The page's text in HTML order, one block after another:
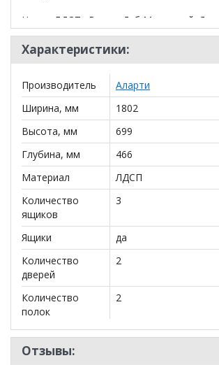
Цвета ЛДСП: Венге, Дуб Молочный,
Светлый, Ясень Шимо Темный, Дуб
Светлый, Белый.
*Дополнительную информацию о том, как
Комод K-70x180x45-1-TRуточняйте у
менеджера по телефону
**Цены на официальном сайте
действительны только для интернет-
могут отличаться от цен в розничных
салонах сети!
Характеристики:
Производитель
Аларти
Ширина, мм
1802
Высота, мм
699
Глубина, мм
466
Материал
ЛДСП
Количество
ящиков
3
Ящики
да
Количество
дверей
2
Количество
полок
2
Бренд
Аларти
Стиль
Отзывы: